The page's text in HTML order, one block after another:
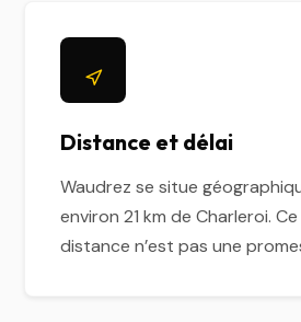
Distance et délai
Waudrez se situe
environ 21 km de Charleroi.
distance n’est pas une